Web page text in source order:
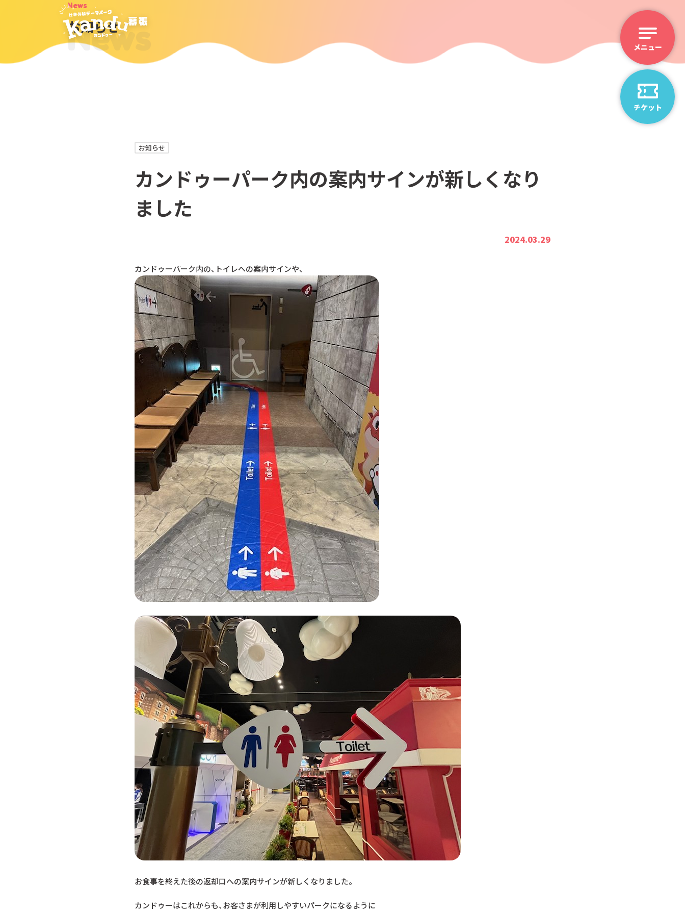
チケット
News
News
お知らせ
お知らせ
カンドゥーパーク内の案内サインが新しくなり
ました
2024.03.29
カンドゥーパーク内の、トイレへの案内サインや、
お食事を終えた後の返却口への案内サインが新しくなりました。
カンドゥーはこれからも、お客さまが利用しやすいパークになるように